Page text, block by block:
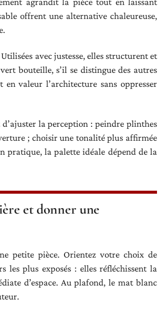
offrent une alternative chaleureuse,
avec justesse, elles structurent et
bouteille, s’il se distingue des autres
en valeur l’architecture sans oppresser
la perception : peindre plinthes
; choisir une tonalité plus affirmée
pratique, la palette idéale dépend de la
et donner une
petite pièce. Orientez votre choix de
les plus exposés : elles réfléchissent la
d’espace. Au plafond, le mat blanc